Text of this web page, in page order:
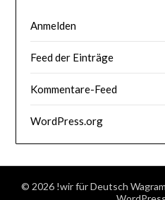
Anmelden
Feed der Einträge
Kommentare-Feed
WordPress.org
© 2026 !wir für Deutsch Wagram